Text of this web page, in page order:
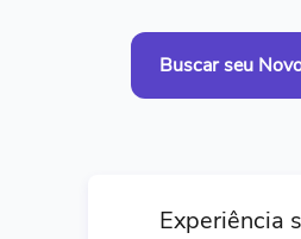
Buscar seu
Experiência